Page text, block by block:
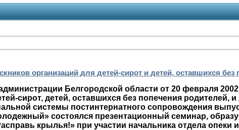
организаций для детей-сирот и детей, оставшихся без
Белгородской области от 20 февраля
сирот, детей, оставшихся без попечения родителей,
системы постинтернатного сопровождения
состоялся презентационный семинар,
крылья!» при участии начальника отдела опеки